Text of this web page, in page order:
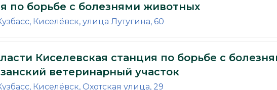
по борьбе с болезнями животных
Киселёвск, улица Лутугина, 60
Киселевская станция по борьбе с
ветеринарный участок
Киселёвск, Охотская улица, 29